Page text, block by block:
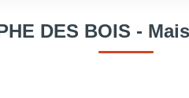
DES BOIS -